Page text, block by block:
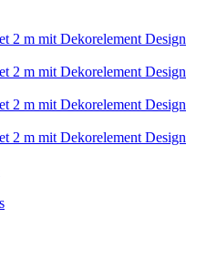
2 m mit Dekorelement Design
2 m mit Dekorelement Design
2 m mit Dekorelement Design
2 m mit Dekorelement Design